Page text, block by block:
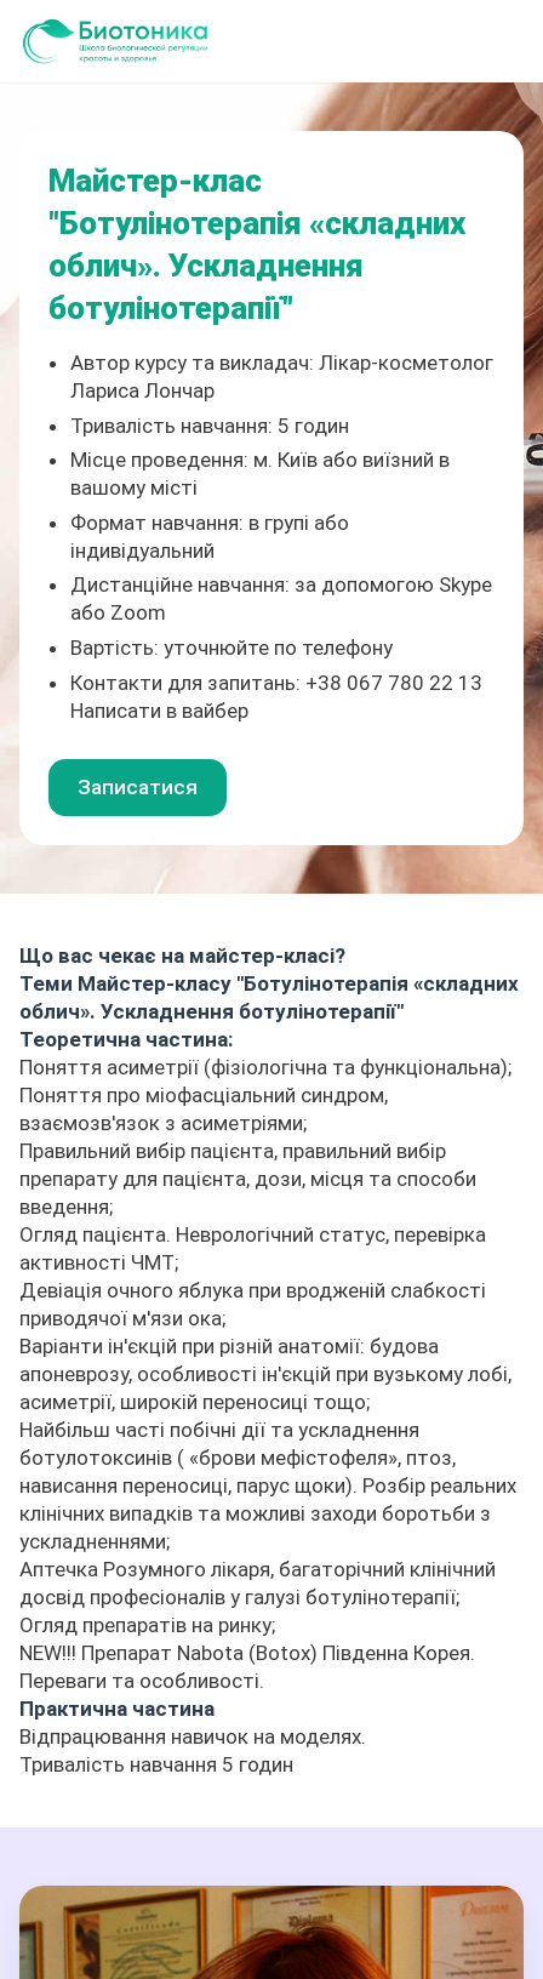
Майстер-клас
"Ботулінотерапія «складних
облич». Ускладнення
ботулінотерапії"
Автор курсу та викладач: Лікар-косметолог
Лариса Лончар
Тривалість навчання: 5 годин
Місце проведення: м. Київ або виїзний в
вашому місті
Формат навчання: в групі або
індивідуальний
Дистанційне навчання: за допомогою Skype
або Zoom
Вартість: уточнюйте по телефону
Контакти для запитань: +38 067 780 22 13
Написати в вайбер
Записатися
Що вас чекає на майстер-класі?
Теми Майстер-класу "Ботулінотерапія «складних
облич». Ускладнення ботулінотерапії"
Теоретична частина:
Поняття асиметрії (фізіологічна та функціональна);
Поняття про міофасціальний синдром,
взаємозв'язок з асиметріями;
Правильний вибір пацієнта, правильний вибір
препарату для пацієнта, дози, місця та способи
введення;
Огляд пацієнта. Неврологічний статус, перевірка
активності ЧМТ;
Девіація очного яблука при вродженій слабкості
приводячої м'язи ока;
Варіанти ін'єкцій при різній анатомії: будова
апоневрозу, особливості ін'єкцій при вузькому лобі,
асиметрії, широкій переносиці тощо;
Найбільш часті побічні дії та ускладнення
ботулотоксинів ( «брови мефістофеля», птоз,
нависання переносиці, парус щоки). Розбір реальних
клінічних випадків та можливі заходи боротьби з
ускладненнями;
Аптечка Розумного лікаря, багаторічний клінічний
досвід професіоналів у галузі ботулінотерапії;
Огляд препаратів на ринку;
NEW!!! Препарат Nabota (Botox) Південна Корея.
Переваги та особливості.
Практична частина
Відпрацювання навичок на моделях.
Тривалість навчання 5 годин